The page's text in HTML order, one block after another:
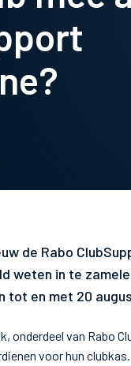
de Rabo
weten in te
tot en met 20
onderdeel van Rabo
voor hun